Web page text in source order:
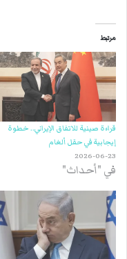
مرتبط
قراءة صينية للاتفاق الإيراني.. خطوة
إيجابية في حقل ألغام
2026-06-23
في "أحداث"